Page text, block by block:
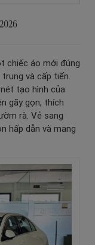
chiếc áo mới đúng
và cấp tiến.
tạo hình của
gãy gọn, thích
rà. Vẻ sang
hấp dẫn và mang